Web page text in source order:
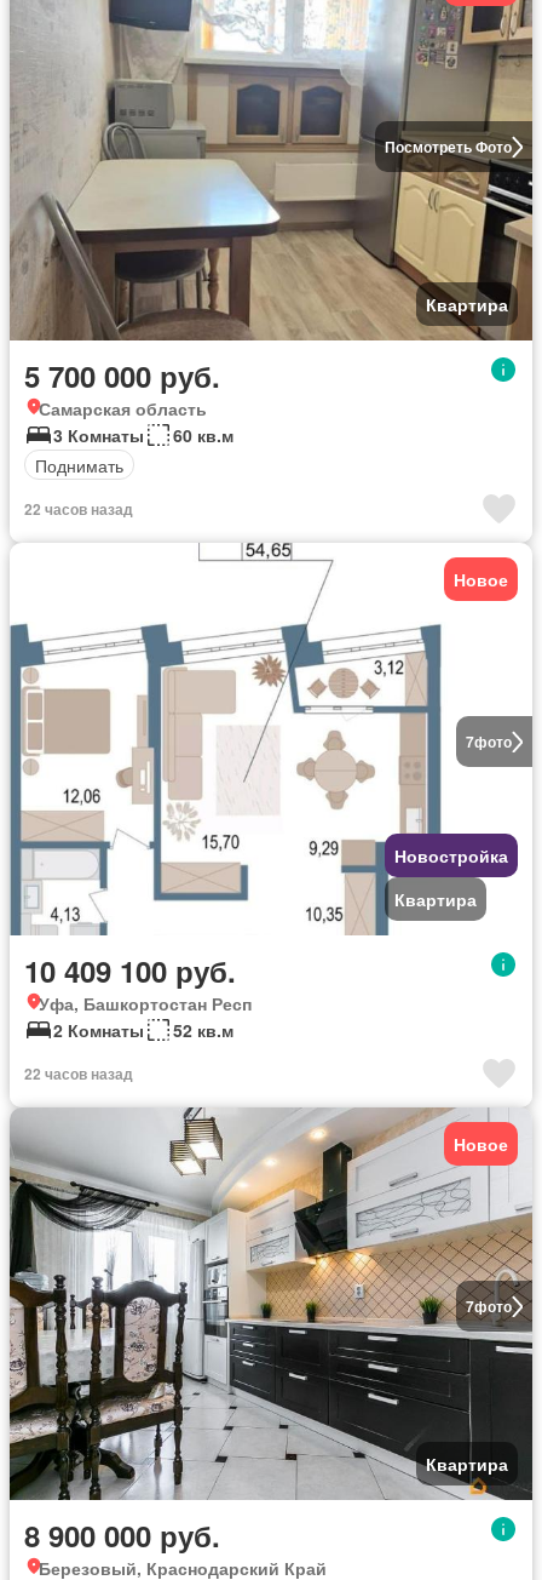
Посмотреть Фото
Квартира
5 700 000 руб.
Самарская область
3 Комнаты
60 кв.м
Поднимать
22 часов назад
7фото
Новое
Новостройка
Квартира
10 409 100 руб.
Уфа, Башкортостан Респ
2 Комнаты
52 кв.м
22 часов назад
7фото
Новое
Квартира
8 900 000 руб.
Березовый, Краснодарский Край